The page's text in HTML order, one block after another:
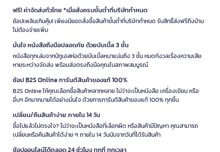
ฟรี! ค่าจัดส่งทั่วไทย *เมื่อสั่งครบขั้นต่ำที่บริษัทกำหนด
ช้อปเพลินเกินคุ้ม! เพียงมียอดสั่งซื้อสินค้าขั้นต่ำที่บริษัทกำหนด รับสิทธิ์ส่งฟรีถึงบ้าน
ไม่ต้องจ่ายเพิ่ม
มั่นใจ หนังสือถึงมือปลอดภัย ด้วยบับเบิ้ล 3 ชั้น
หนังสือทุกเล่มจากบีทูเอสห่อด้วยบับเบิ้ลหนาแน่นถึง 3 ชั้น หมดกังวลเรื่องความเสีย
หายระหว่างจัดส่ง พร้อมส่งตรงถึงมือคุณในสภาพสมบูรณ์
ช้อป B2S Online การันตีสินค้าของแท้ 100%
B2S Online ให้คุณเลือกซื้อสินค้าหลากหลาย ไม่ว่าจะเป็นหนังสือ เครื่องเขียน หรือ
อื่นๆ อีกมากมายได้อย่างมั่นใจ ด้วยการการันตีสินค้าของแท้ 100% ทุกชิ้น
เปลี่ยน/คืนสินค้าง่าย ภายใน 14 วัน
ซื้อไปแล้วไม่ตรงใจ? ไม่ว่าจะเป็นหนังสือที่เลือกผิด หรือสินค้ามีปัญหา คุณสามารถ
เปลี่ยนหรือคืนสินค้าได้ง่าย ๆ ภายใน 14 วันนับจากวันที่ได้รับสินค้า
ช้อปออนไลน์ได้ตลอด 24 ชั่วโมง ทุกที่ ทุกเวลา